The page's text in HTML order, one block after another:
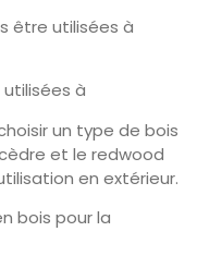
être utilisées à
à
un type de bois
et le redwood
en extérieur.
bois pour la